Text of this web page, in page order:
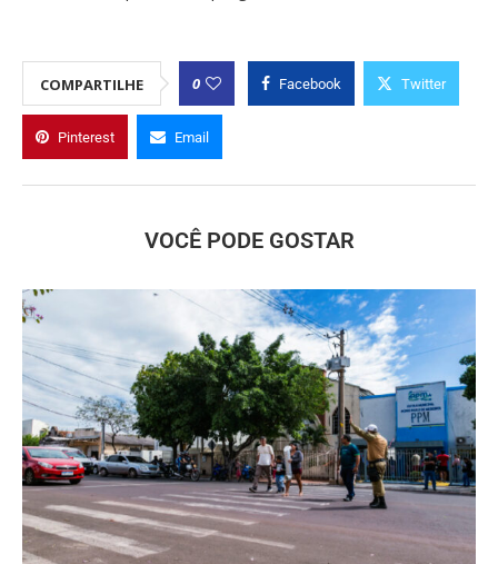
COMPARTILHE 0 Facebook Twitter
Pinterest Email
VOCÊ PODE GOSTAR